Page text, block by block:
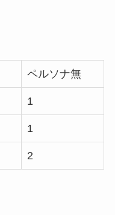
ペルソナ無
1
1
2